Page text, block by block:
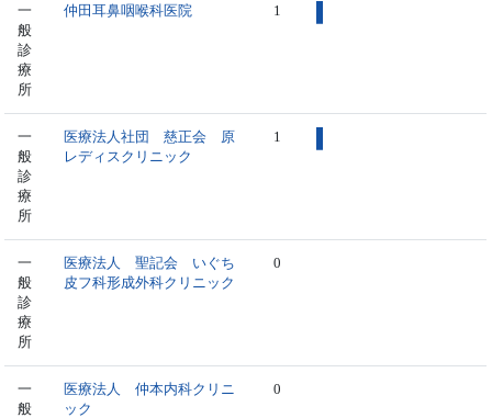
一
般
診
療
所
仲田耳鼻咽喉科医院 1
一
般
診
療
所
医療法人社団 慈正会 原
レディスクリニック
1
一
般
診
療
所
医療法人 聖記会 いぐち
皮フ科形成外科クリニック
0
一
般
医療法人 仲本内科クリニ
ック
0